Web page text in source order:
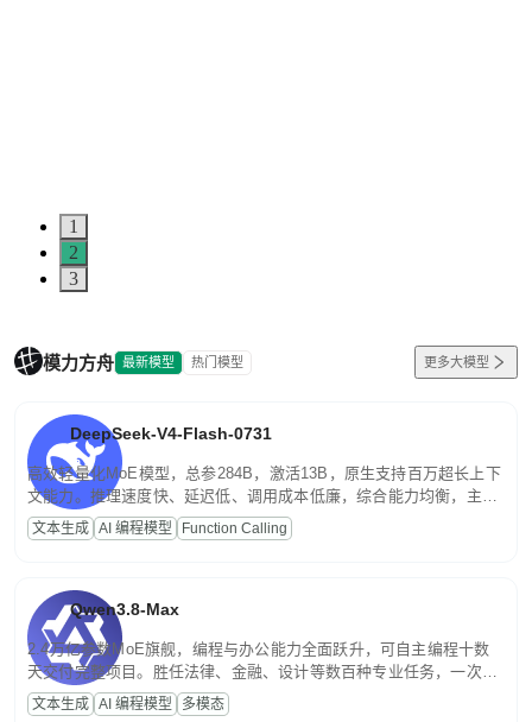
1
2
3
模力方舟 最新模型 热门模型 更多大模型
DeepSeek-V4-Flash-0731
高效轻量化MoE模型，总参284B，激活13B，原生支持百万超长上下
文能力。推理速度快、延迟低、调用成本低廉，综合能力均衡，主打
高并发、轻量化任务，适合日常对话、内容创作、基础 RAG、批量
文案处理等普惠刚需场景。
文本生成 AI 编程模型 Function Calling
Qwen3.8-Max
2.4万亿参数MoE旗舰，编程与办公能力全面跃升，可自主编程十数
天交付完整项目。胜任法律、金融、设计等数百种专业任务，一次对
话端到端交付生产级成果。原生视觉理解贯穿规划、执行与验证全流
程，支持超长文档与长视频的深度语义解析。长程任务中自主规划与
文本生成 AI 编程模型 多模态